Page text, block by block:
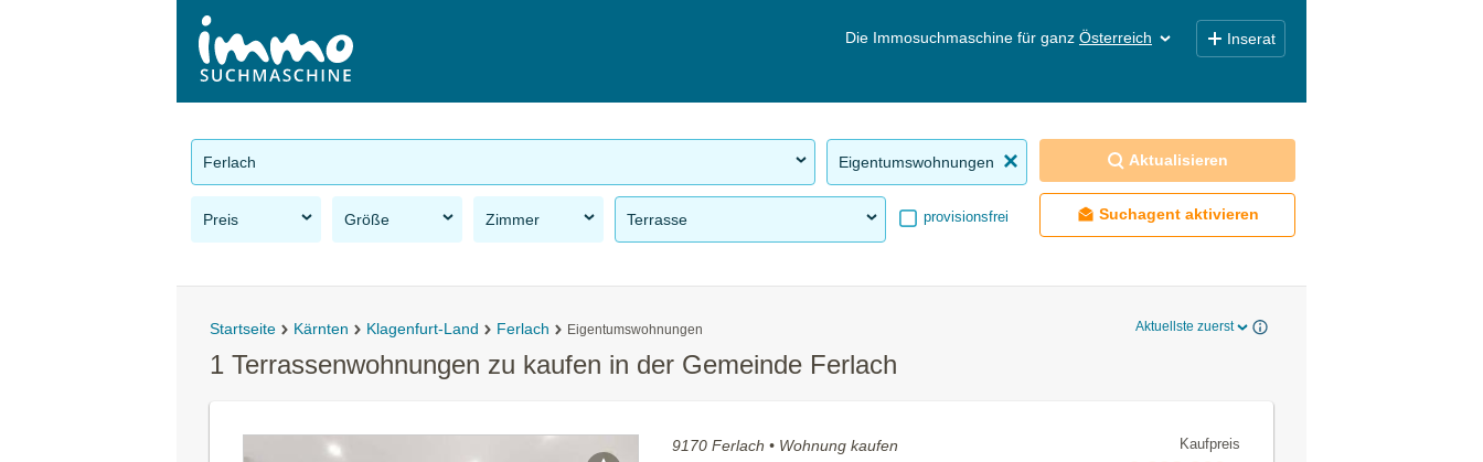
Die Immosuchmaschine für ganz Österreich Inserat
Ferlach Eigentumswohnungen
Preis Größe Zimmer Terrasse provisionsfrei
Aktualisieren
Suchagent aktivieren
Startseite Kärnten Klagenfurt-Land Ferlach Eigentumswohnungen Aktuellste zuerst
1 Terrassenwohnungen zu kaufen in der Gemeinde Ferlach
9170 Ferlach • Wohnung kaufen Kaufpreis